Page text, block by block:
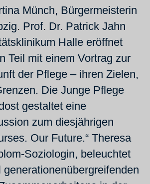
Münch, Bürgermeisterin
Prof. Dr. Patrick Jahn
Halle eröffnet
Teil mit einem Vortrag zur
der Pflege – ihren Zielen,
Die Junge Pflege
gestaltet eine
zum diesjährigen
Our Future.“ Theresa
Soziologin, beleuchtet